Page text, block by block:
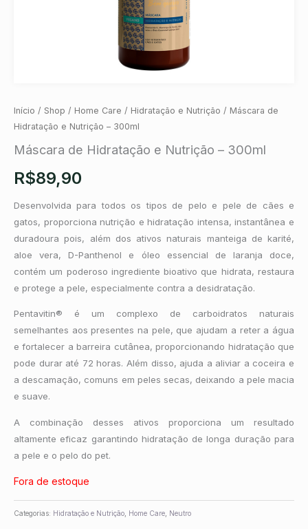
Início / Shop / Home Care / Hidratação e Nutrição / Máscara de
Hidratação e Nutrição – 300ml
Máscara de Hidratação e Nutrição – 300ml
R$89,90
Desenvolvida para todos os tipos de pelo e pele de cães e
gatos, proporciona nutrição e hidratação intensa, instantânea e
duradoura pois, além dos ativos naturais manteiga de karité,
aloe vera, D-Panthenol e óleo essencial de laranja doce,
contém um poderoso ingrediente bioativo que hidrata, restaura
e protege a pele, especialmente contra a desidratação.
Pentavitin® é um complexo de carboidratos naturais
semelhantes aos presentes na pele, que ajudam a reter a água
e fortalecer a barreira cutânea, proporcionando hidratação que
pode durar até 72 horas. Além disso, ajuda a aliviar a coceira e
a descamação, comuns em peles secas, deixando a pele macia
e suave.
A combinação desses ativos proporciona um resultado
altamente eficaz garantindo hidratação de longa duração para
a pele e o pelo do pet.
Fora de estoque
Categorias: Hidratação e Nutrição Home Care Neutro